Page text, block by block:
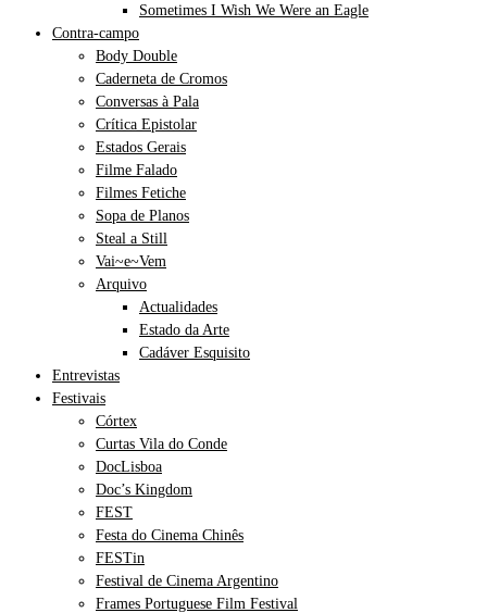
Sometimes I Wish We Were an Eagle
Contra-campo
Body Double
Caderneta de Cromos
Conversas à Pala
Crítica Epistolar
Estados Gerais
Filme Falado
Filmes Fetiche
Sopa de Planos
Steal a Still
Vai~e~Vem
Arquivo
Actualidades
Estado da Arte
Cadáver Esquisito
Entrevistas
Festivais
Córtex
Curtas Vila do Conde
DocLisboa
Doc’s Kingdom
FEST
Festa do Cinema Chinês
FESTin
Festival de Cinema Argentino
Frames Portuguese Film Festival